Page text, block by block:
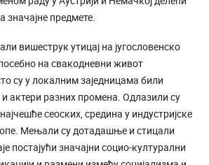
предмете.
вишеструк утицај на југословенско
на свакодневни живот
су у локалним заједницама били
и актери разних промена. Одлазили су
сеоских, средина у индустријске
Мењали су дотадашње и стицали
постајући значајни социо-културални